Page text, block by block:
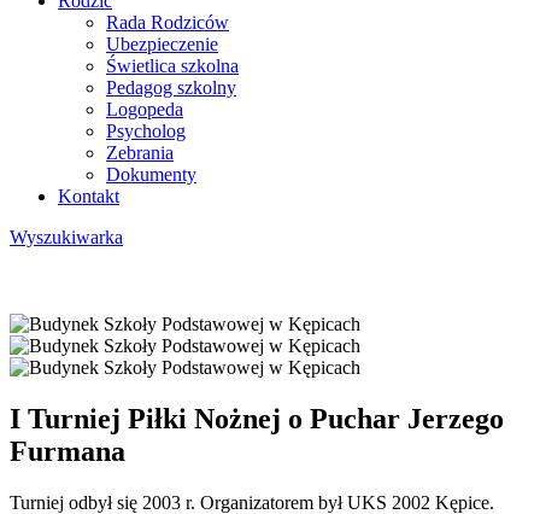
Rada Rodziców
Ubezpieczenie
Świetlica szkolna
Pedagog szkolny
Logopeda
Psycholog
Zebrania
Dokumenty
Kontakt
Wyszukiwarka
I Turniej Piłki Nożnej o Puchar Jerzego
Furmana
Turniej odbył się 2003 r. Organizatorem był UKS 2002 Kępice.